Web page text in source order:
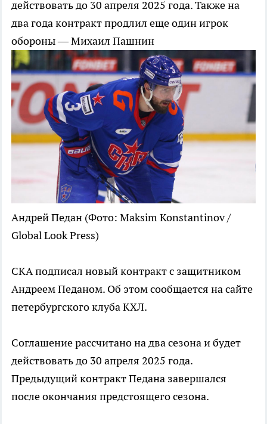
действовать до 30 апреля 2025 года. Также на
два года контракт продлил еще один игрок
обороны — Михаил Пашнин
Андрей Педан (Фото: Maksim Konstantinov /
Global Look Press)
СКА подписал новый контракт с защитником
Андреем Педаном. Об этом сообщается на сайте
петербургского клуба КХЛ.
Соглашение рассчитано на два сезона и будет
действовать до 30 апреля 2025 года.
Предыдущий контракт Педана завершался
после окончания предстоящего сезона.